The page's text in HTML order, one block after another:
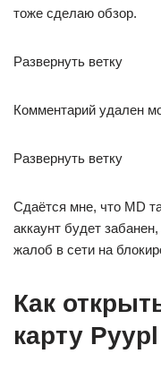
тоже сделаю обзор.
Развернуть ветку
Комментарий удален
Развернуть ветку
Сдаётся мне, что MD
аккаунт будет
жалоб в сети на
Как
карту Pyypl